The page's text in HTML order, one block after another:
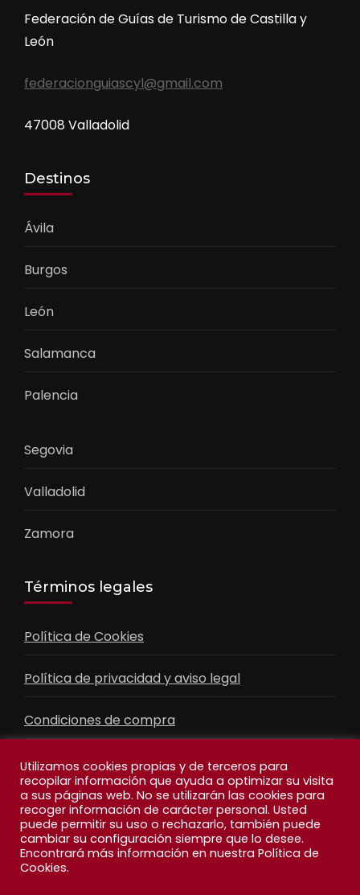
Federación de Guías de Turismo de Castilla y
León
federacionguiascyl@gmail.com
47008 Valladolid
Destinos
Ávila
Burgos
León
Salamanca
Palencia
Segovia
Valladolid
Zamora
Términos legales
Política de Cookies
Política de privacidad y aviso legal
Condiciones de compra
Contacto
Facebook
Feed
Utilizamos cookies propias y de terceros para
recopilar información que ayuda a optimizar su visita
a sus páginas web. No se utilizarán las cookies para
recoger información de carácter personal. Usted
puede permitir su uso o rechazarlo, también puede
cambiar su configuración siempre que lo desee.
Encontrará más información en nuestra Política de
Cookies.